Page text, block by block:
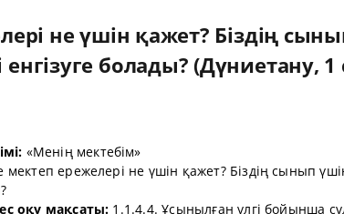
не үшін қажет? Біздің
болады? (Дүниетану,
«Менің мектебім»
мектеп ережелері не үшін қажет? Біздің сынып
оқу мақсаты: 1.1.4.4. Ұсынылған үлгі бойынша